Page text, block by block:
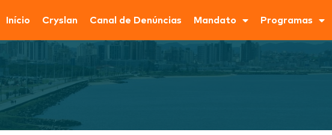
Início Cryslan Canal de Denúncias Mandato Programas